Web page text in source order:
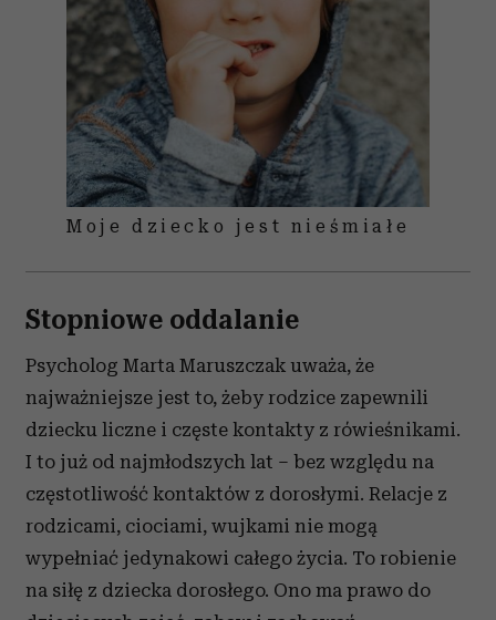
Moje dziecko jest nieśmiałe
Stopniowe oddalanie
Psycholog Marta Maruszczak uważa, że
najważniejsze jest to, żeby rodzice zapewnili
dziecku liczne i częste kontakty z rówieśnikami.
I to już od najmłodszych lat – bez względu na
częstotliwość kontaktów z dorosłymi. Relacje z
rodzicami, ciociami, wujkami nie mogą
wypełniać jedynakowi całego życia. To robienie
na siłę z dziecka dorosłego. Ono ma prawo do